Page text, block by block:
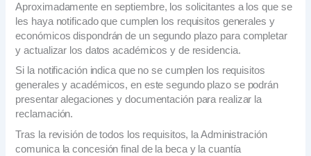
Aproximadamente en septiembre, los solicitantes a los que se
les haya notificado que cumplen los requisitos generales y
económicos dispondrán de un segundo plazo para completar
y actualizar los datos académicos y de residencia.
Si la notificación indica que no se cumplen los requisitos
generales y académicos, en este segundo plazo se podrán
presentar alegaciones y documentación para realizar la
reclamación.
Tras la revisión de todos los requisitos, la Administración
comunica la concesión final de la beca y la cuantía